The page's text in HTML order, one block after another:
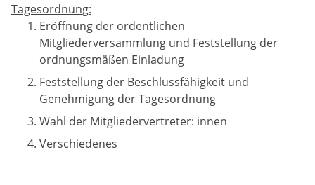
Tagesordnung:
Eröffnung der ordentlichen
Mitgliederversammlung und Feststellung der
ordnungsmäßen Einladung
Feststellung der Beschlussfähigkeit und
Genehmigung der Tagesordnung
Wahl der Mitgliedervertreter: innen
Verschiedenes